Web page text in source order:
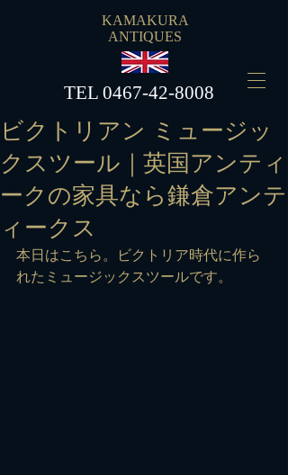
KAMAKURA
ANTIQUES
​TEL 0467-42-8008
ビクトリアン ミュージッ
クスツール｜英国アンティ
ークの家具なら鎌倉アンテ
ィークス
本日はこちら。ビクトリア時代に作ら
れたミュージックスツールです。